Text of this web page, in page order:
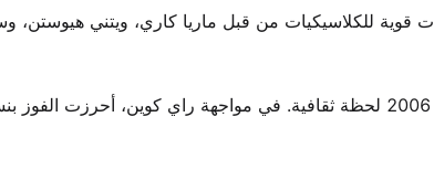
قوية للكلاسيكيات من قبل ماريا كاري، ويتني هيوستن،